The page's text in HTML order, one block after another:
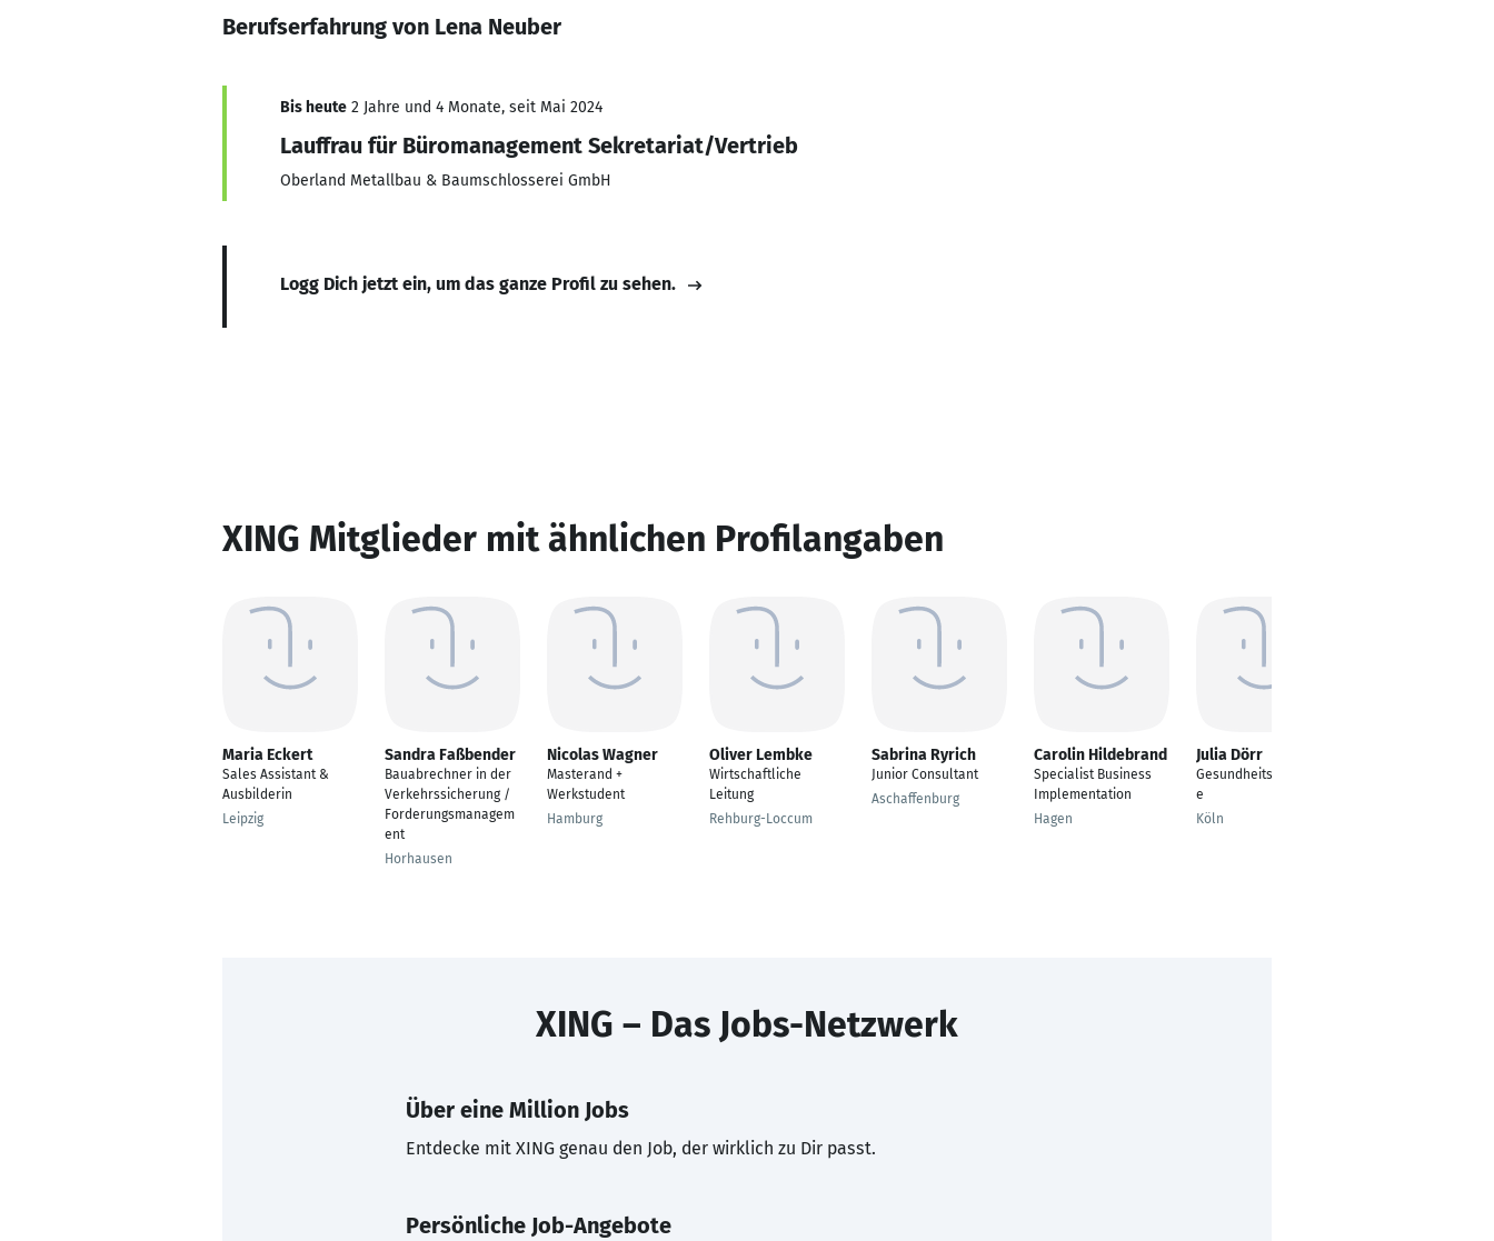
Berufserfahrung von Lena Neuber
Bis heute 2 Jahre und 4 Monate, seit Mai 2024
Lauffrau für Büromanagement Sekretariat/Vertrieb
Oberland Metallbau & Baumschlosserei GmbH
Logg Dich jetzt ein, um das ganze Profil zu sehen.
XING Mitglieder mit ähnlichen Profilangaben
Maria Eckert
Sales Assistant &
Ausbilderin
Leipzig
Sandra Faßbender
Bauabrechner in der
Verkehrssicherung /
Forderungsmanagem
ent
Horhausen
Nicolas Wagner
Masterand +
Werkstudent
Hamburg
Oliver Lembke
Wirtschaftliche
Leitung
Rehburg-Loccum
Sabrina Ryrich
Junior Consultant
Aschaffenburg
Carolin Hildebrand
Specialist Business
Implementation
Hagen
Julia Dörr
Gesundheitsökonomi
e
Köln
XING – Das Jobs-Netzwerk
Über eine Million Jobs
Entdecke mit XING genau den Job, der wirklich zu Dir passt.
Persönliche Job-Angebote